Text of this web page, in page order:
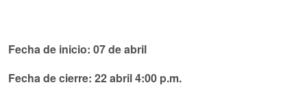
Fecha de inicio: 07 de abril
Fecha de cierre: 22 abril 4:00 p.m.